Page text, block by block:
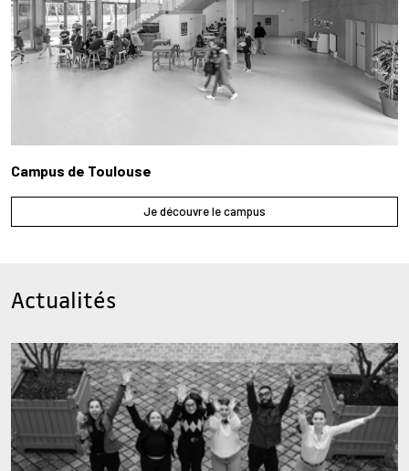
Campus de Toulouse
Je découvre le campus
Actualités